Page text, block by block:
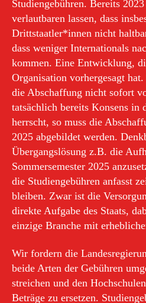
Studiengebühren. Bereits
verlautbaren lassen, dass
Drittstaatler*innen nicht
dass weniger Internationals
kommen. Eine Entwicklung,
Organisation vorhergesagt
die Abschaffung nicht sofort
tatsächlich bereits Konsens in
herrscht, so muss die
2025 abgebildet werden.
Übergangslösung z.B. die
Sommersemester 2025
die Studiengebühren anfasst
bleiben. Zwar ist die
direkte Aufgabe des Staats,
einzige Branche mit
Wir fordern die
beide Arten der Gebühren
streichen und den
Beträge zu ersetzen.